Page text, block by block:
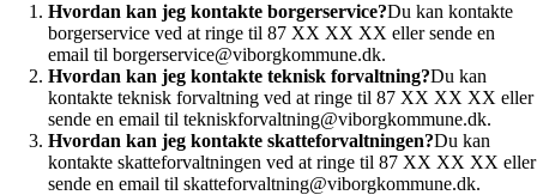
Hvordan kan jeg kontakte borgerservice?Du kan kontakte
borgerservice ved at ringe til 87 XX XX XX eller sende en
email til borgerservice@viborgkommune.dk.
Hvordan kan jeg kontakte teknisk forvaltning?Du kan
kontakte teknisk forvaltning ved at ringe til 87 XX XX XX eller
sende en email til tekniskforvaltning@viborgkommune.dk.
Hvordan kan jeg kontakte skatteforvaltningen?Du kan
kontakte skatteforvaltningen ved at ringe til 87 XX XX XX eller
sende en email til skatteforvaltning@viborgkommune.dk.